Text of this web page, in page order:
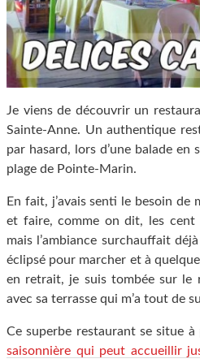
Je viens de découvrir un
Sainte-Anne. Un authentique
par hasard, lors d’une balade en
plage de Pointe-Marin.
En fait, j’avais senti le besoin de
et faire, comme on dit, les cent
mais l’ambiance surchauffait
éclipsé pour marcher et à
en retrait, je suis tombée sur le
avec sa terrasse qui m’a tout de
Ce superbe restaurant se situe
saisonnière qui peut accueillir